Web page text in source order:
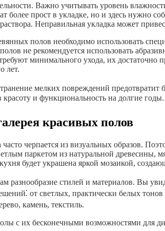
Важно учитывать уровень
прост в укладке, но и здесь нужно
Неправильная укладка может
полов необходимо использовать
не рекомендуется использовать
минимального ухода, их
лет.
мелких повреждений
и функциональность на долгие годы.
красивых полов
часто черпается из визуальных образов.
паркетом из натуральной
будет украшена яркой мозаикой,
разнообразие стилей и материалов. Вы
от светлых, практически белых
камень, текстиль.
с их бесконечными возможностями